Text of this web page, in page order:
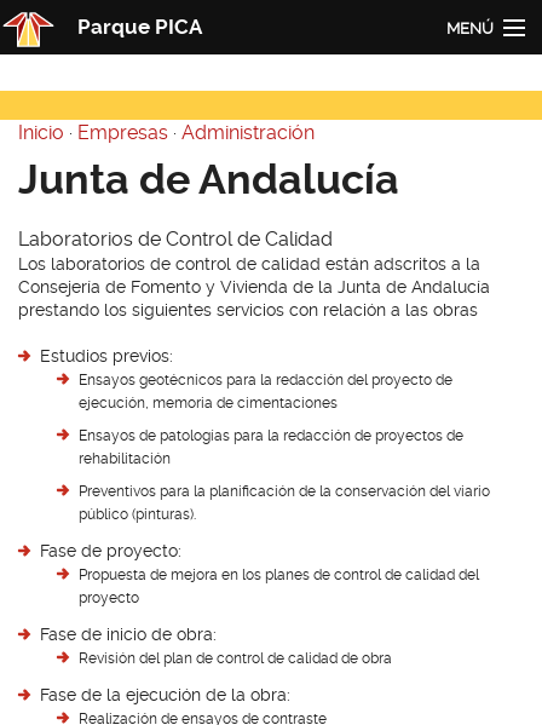
Pasar al contenido principal
Parque PICA MENÚ
PICA
Actualidad
Empresas
Contacto
Redes
Usted está aquí
Inicio · Empresas · Administración
Junta de Andalucía
Laboratorios de Control de Calidad
Los laboratorios de control de calidad están adscritos a la
Consejería de Fomento y Vivienda de la Junta de Andalucía
prestando los siguientes servicios con relación a las obras
Estudios previos:
Ensayos geotécnicos para la redacción del proyecto de
ejecución, memoria de cimentaciones
Ensayos de patologías para la redacción de proyectos de
rehabilitación
Preventivos para la planificación de la conservación del viario
público (pinturas).
Fase de proyecto:
Propuesta de mejora en los planes de control de calidad del
proyecto
Fase de inicio de obra:
Revisión del plan de control de calidad de obra
Fase de la ejecución de la obra:
Realización de ensayos de contraste